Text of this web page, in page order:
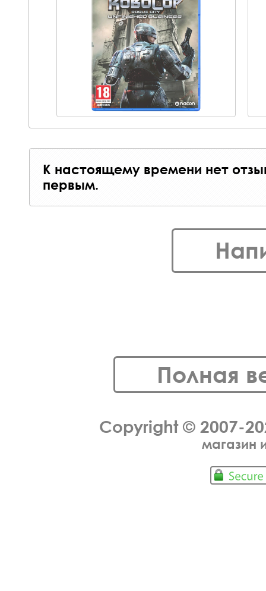
К настоящему времени нет
первым.
Полная
Copyright © 2007-
магазин